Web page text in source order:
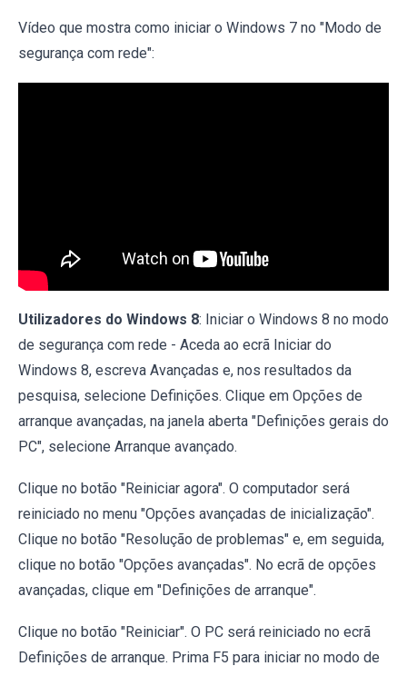
Vídeo que mostra como iniciar o Windows 7 no "Modo de
segurança com rede":
Utilizadores do Windows 8: Iniciar o Windows 8 no modo
de segurança com rede - Aceda ao ecrã Iniciar do
Windows 8, escreva Avançadas e, nos resultados da
pesquisa, selecione Definições. Clique em Opções de
arranque avançadas, na janela aberta "Definições gerais do
PC", selecione Arranque avançado.
Clique no botão "Reiniciar agora". O computador será
reiniciado no menu "Opções avançadas de inicialização".
Clique no botão "Resolução de problemas" e, em seguida,
clique no botão "Opções avançadas". No ecrã de opções
avançadas, clique em "Definições de arranque".
Clique no botão "Reiniciar". O PC será reiniciado no ecrã
Definições de arranque. Prima F5 para iniciar no modo de